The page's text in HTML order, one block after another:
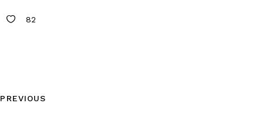
82
PREVIOUS